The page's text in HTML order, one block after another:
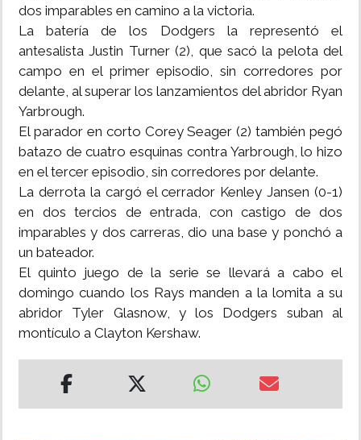
dos imparables en camino a la victoria.
La batería de los Dodgers la representó el
antesalista Justin Turner (2), que sacó la pelota del
campo en el primer episodio, sin corredores por
delante, al superar los lanzamientos del abridor Ryan
Yarbrough.
El parador en corto Corey Seager (2) también pegó
batazo de cuatro esquinas contra Yarbrough, lo hizo
en el tercer episodio, sin corredores por delante.
La derrota la cargó el cerrador Kenley Jansen (0-1)
en dos tercios de entrada, con castigo de dos
imparables y dos carreras, dio una base y ponchó a
un bateador.
El quinto juego de la serie se llevará a cabo el
domingo cuando los Rays manden a la lomita a su
abridor Tyler Glasnow, y los Dodgers suban al
montículo a Clayton Kershaw.